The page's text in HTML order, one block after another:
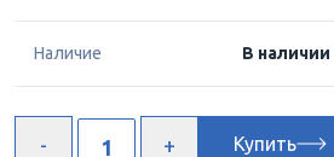
Наличие В наличии
Купить